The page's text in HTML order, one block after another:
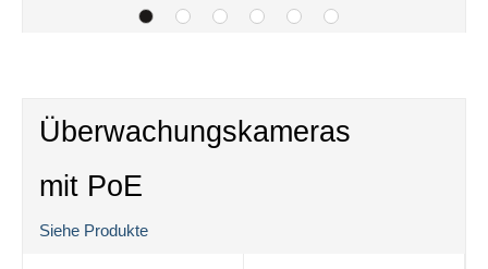
Überwachungskameras
mit PoE
Siehe Produkte